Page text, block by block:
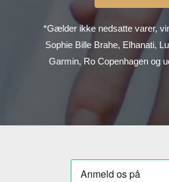
*Gælder ikke nedsatte varer,
Sophie Bille Brahe, Elhanati,
Garmin, Ro Copenhagen og